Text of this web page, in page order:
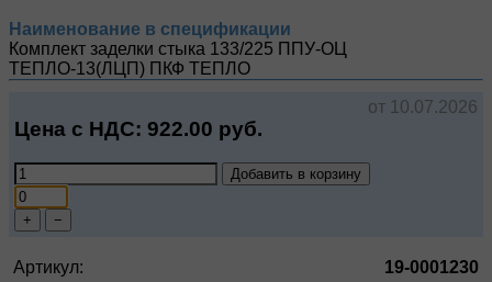
Наименование в спецификации
Комплект заделки стыка 133/225 ППУ-ОЦ
ТЕПЛО-13(ЛЦП) ПКФ ТЕПЛО
от 10.07.2026
Цена с НДС: 922.00 руб.
Добавить в корзину
+ −
Артикул:
19-0001230